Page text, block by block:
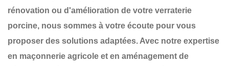
rénovation ou d'amélioration de votre verraterie
porcine, nous sommes à votre écoute pour vous
proposer des solutions adaptées. Avec notre expertise
en maçonnerie agricole et en aménagement de